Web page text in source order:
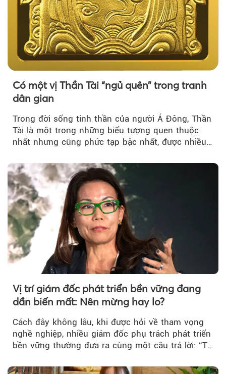
Có một vị Thần Tài “ngủ quên” trong tranh
dân gian
Trong đời sống tinh thần của người Á Đông, Thần
Tài là một trong những biểu tượng quen thuộc
nhất nhưng cũng phức tạp bậc nhất, được nhiều
Vị trí giám đốc phát triển bền vững đang
dần biến mất: Nên mừng hay lo?
Cách đây không lâu, khi được hỏi về tham vọng
nghề nghiệp, nhiều giám đốc phụ trách phát triển
bền vững thường đưa ra cùng một câu trả lời: “Tự
triển bền vững cần trở thành mối quan tâm